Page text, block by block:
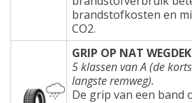
brandstofkosten en
CO2.
GRIP OP NAT
5 klassen van A (de
langste remweg).
De grip van een band